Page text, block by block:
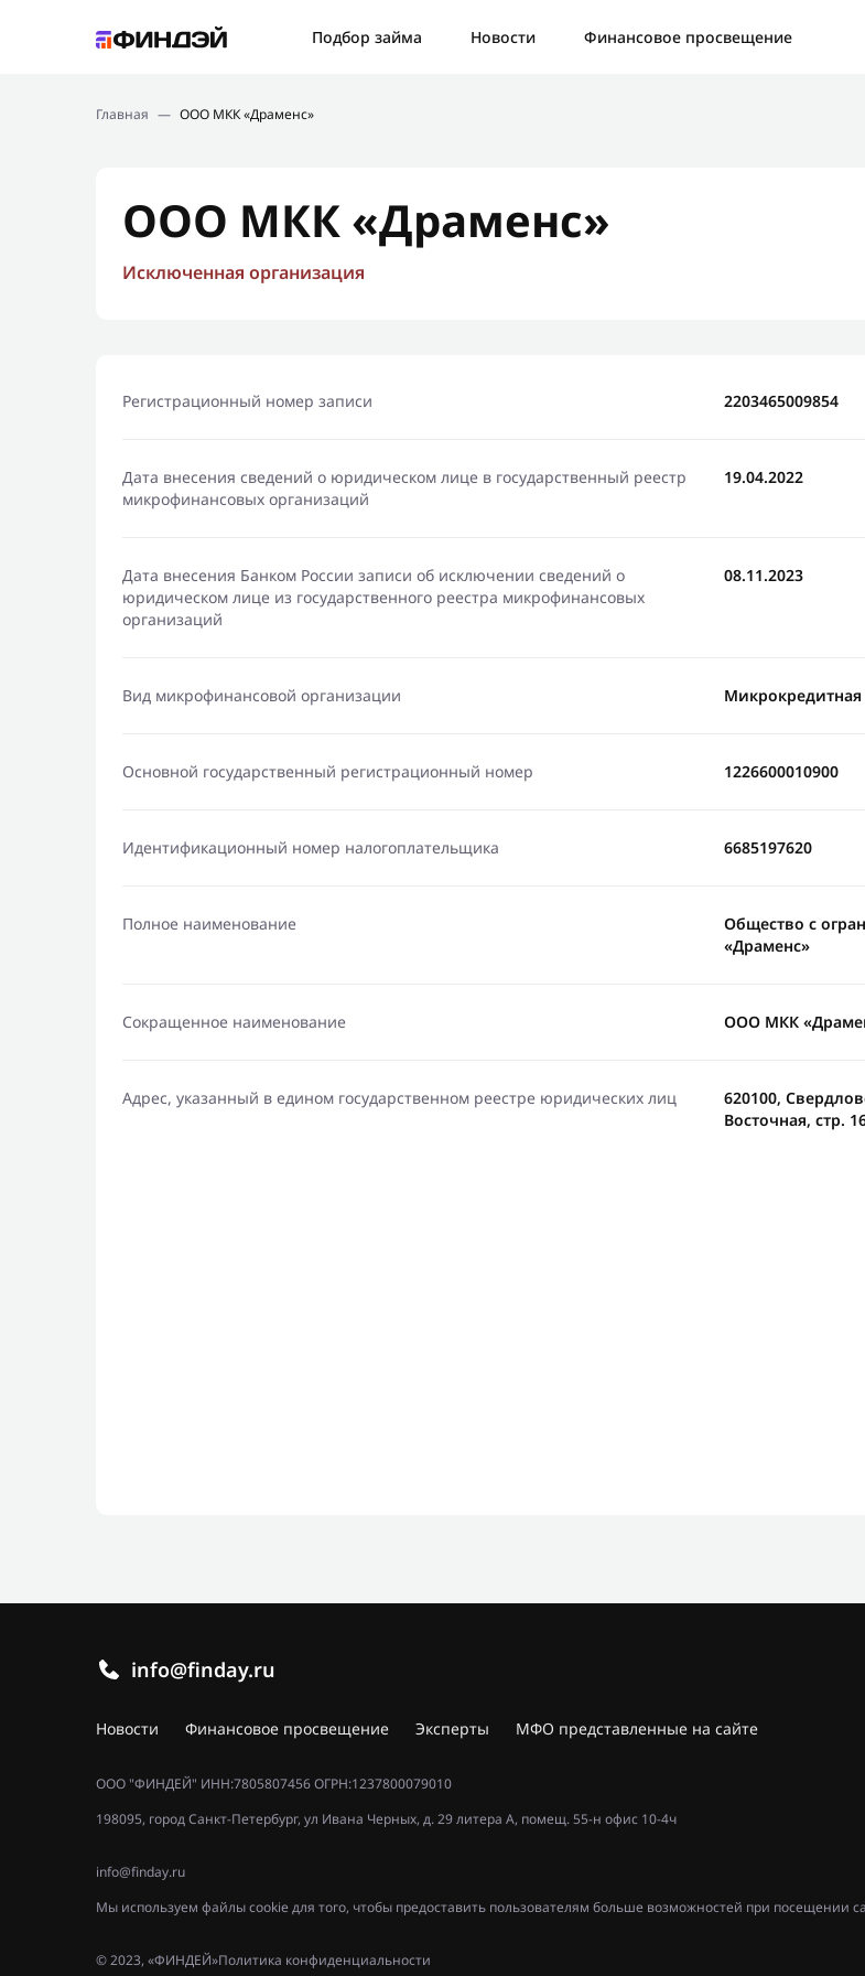
Подбор займа Новости
Финансовое просвещение
Новости
Главная — ООО МКК «Драменс»
ООО МКК «Драменс»
Исключенная организация
Регистрационный номер записи 2203465009854
Дата внесения сведений о юридическом лице в государственный реестр
микрофинансовых организаций
19.04.2022
Дата внесения Банком России записи об исключении сведений о
юридическом лице из государственного реестра микрофинансовых
организаций
08.11.2023
Вид микрофинансовой организации
Основной государственный регистрационный номер 1226600010900
Идентификационный номер налогоплательщика 6685197620
Полное наименование
Общество с
«Драменс»
Сокращенное наименование ООО МКК
Адрес, указанный в едином государственном реестре юридических лиц
620100,
Восточная, стр.
info@finday.ru
Новости Финансовое просвещение Эксперты МФО представленные на сайте
ООО "ФИНДЕЙ" ИНН:7805807456 ОГРН:1237800079010
198095, город Санкт-Петербург, ул Ивана Черных, д. 29 литера А, помещ. 55-н офис 10-4ч
info@finday.ru
Мы используем файлы cookie для того, чтобы предоставить пользователям больше возможностей при посещении
Политика конфиденциальности
© 2023, «ФИНДЕЙ»
Ошибка: Контактная форма не найдена.